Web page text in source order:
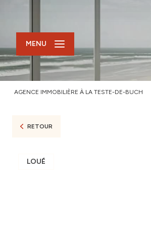
MENU
AGENCE IMMOBILIÈRE À LA TESTE-DE-BUCH
RETOUR
LOUÉ